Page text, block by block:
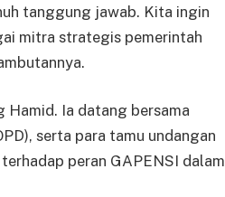
tanggung jawab. Kita ingin
mitra strategis pemerintah
Hamid. Ia datang bersama
serta para tamu undangan
peran GAPENSI dalam